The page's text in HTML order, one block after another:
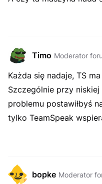
Timo Moderator
Każda się nadaje, TS
Szczególnie przy
problemu postawiłbyś
tylko TeamSpeak
bopke Moderator